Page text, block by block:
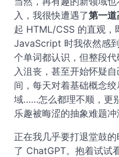
入，我很快遭遇了第一道
起 HTML/CSS 的直观，
JavaScript 时我依然感
个单词都认识，但整段
入沮丧，甚至开始怀疑
间，每天对着基础概念
域……怎么都理不顺，更
乐趣被晦涩的抽象难题冲
正在我几乎要打退堂鼓
了 ChatGPT。抱着试试